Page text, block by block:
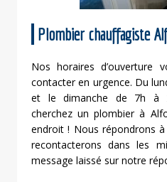
Plombier chauffagiste
Nos horaires d’ouverture
contacter en urgence. Du
et le dimanche de 7h à
cherchez un plombier à
endroit ! Nous répondrons
recontacterons dans les
message laissé sur notre